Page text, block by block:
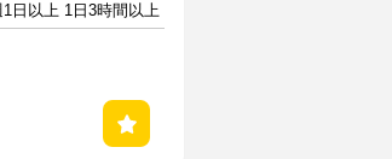
1日以上 1日3時間以上